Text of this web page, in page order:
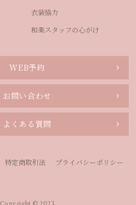
衣装協力
和楽スタッフの心がけ
WEB予約
お問い合わせ
よくある質問
特定商取引法 プライバシーポリシー
Copyright © 2023